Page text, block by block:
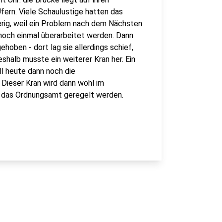
Viele Schaulustige hatten das
weil ein Problem nach dem Nächsten
einmal überarbeitet werden. Dann
- dort lag sie allerdings schief,
musste ein weiterer Kran her. Ein
heute dann noch die
Kran wird dann wohl im
Ordnungsamt geregelt werden.